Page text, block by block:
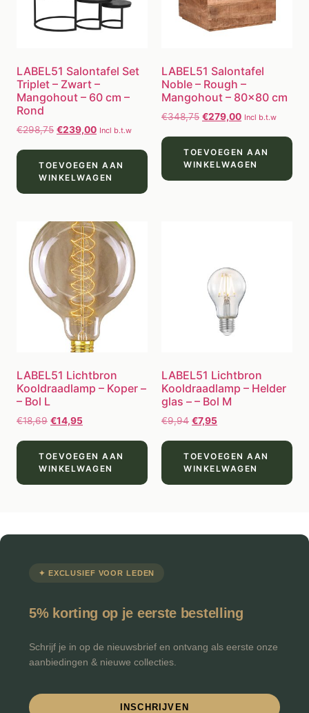
LABEL51 Salontafel Set
Triplet – Zwart –
Mangohout – 60 cm –
Rond
€298,75 €239,00 Incl b.t.w
TOEVOEGEN AAN
WINKELWAGEN
LABEL51 Salontafel
Noble – Rough –
Mangohout – 80×80 cm
€348,75 €279,00 Incl b.t.w
TOEVOEGEN AAN
WINKELWAGEN
LABEL51 Lichtbron
Kooldraadlamp – Koper –
– Bol L
€18,69 €14,95
TOEVOEGEN AAN
WINKELWAGEN
LABEL51 Lichtbron
Kooldraadlamp – Helder
glas – – Bol M
€9,94 €7,95
TOEVOEGEN AAN
WINKELWAGEN
✦ EXCLUSIEF VOOR LEDEN
5% korting op je eerste bestelling
Schrijf je in op de nieuwsbrief en ontvang als eerste onze
aanbiedingen & nieuwe collecties.
INSCHRIJVEN